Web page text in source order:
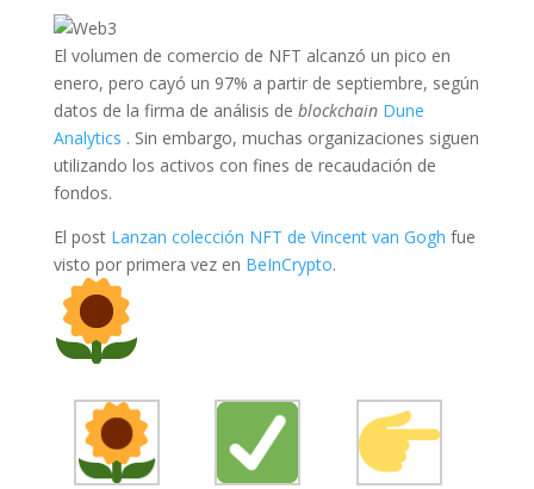
El volumen de comercio de NFT alcanzó un pico en
enero, pero cayó un 97% a partir de septiembre, según
datos de la firma de análisis de blockchain Dune
Analytics . Sin embargo, muchas organizaciones siguen
utilizando los activos con fines de recaudación de
fondos.
El post Lanzan colección NFT de Vincent van Gogh fue
visto por primera vez en BeInCrypto.